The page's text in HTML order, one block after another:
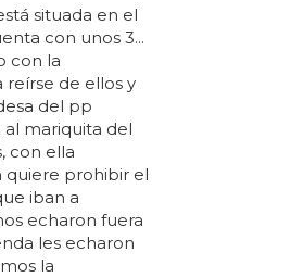
situada en el
con unos 3...
con la
reírse de ellos y
del pp
mariquita del
con ella
quiere prohibir el
iban a
echaron fuera
les echaron
la